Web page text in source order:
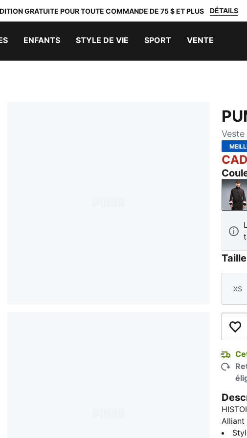
GRATUITE POUR TOUTE COMMANDE DE 75 $ ET PLUS DÉTAILS
ENFANTS STYLE DE VIE SPORT VENTE
Taille
XS
Alliant
le